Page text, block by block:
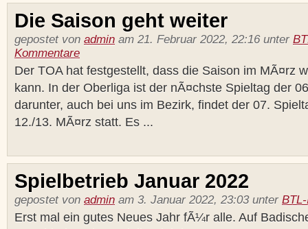
Die Saison geht weiter
gepostet von admin am 21. Februar 2022, 22:16 unter
Kommentare
Der TOA hat festgestellt, dass die Saison im MÃ¤rz
kann. In der Oberliga ist der nÃ¤chste Spieltag der
darunter, auch bei uns im Bezirk, findet der 07.
12./13. MÃ¤rz statt. Es ...
Spielbetrieb Januar 2022
gepostet von admin am 3. Januar 2022, 23:03 unter
Erst mal ein gutes Neues Jahr fÃ¼r alle. Auf